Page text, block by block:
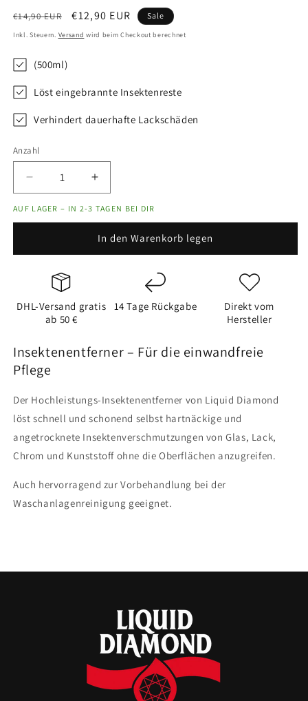
Normaler
Preis
€14,90 EUR Verkaufspreis
€12,90 EUR Sale
Inkl. Steuern. Versand wird beim Checkout berechnet
(500ml)
Löst eingebrannte Insektenreste
Verhindert dauerhafte Lackschäden
Anzahl
Anzahl
Verringere
die
Menge
für
Insektenentferner
Erhöhe
die
Menge
für
Insektenentferner
AUF LAGER – IN 2-3 TAGEN BEI DIR
In den Warenkorb legen
DHL-Versand gratis
ab 50 €
14 Tage Rückgabe
Direkt vom
Hersteller
Insektenentferner – Für die einwandfreie
Pflege
Der Hochleistungs-Insektenentferner von Liquid Diamond
löst schnell und schonend selbst hartnäckige und
angetrocknete Insektenverschmutzungen von Glas, Lack,
Chrom und Kunststoff ohne die Oberflächen anzugreifen.
Auch hervorragend zur Vorbehandlung bei der
Waschanlagenreinigung geeignet.